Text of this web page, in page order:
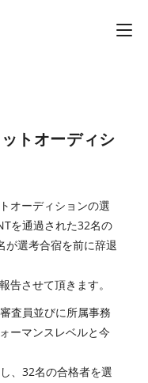
トオーディシ
オーディションの選
を通過された32名の
が選考合宿を前に辞退
告させて頂きます。
査員並びに所属事務
ーマンスレベルと今
、32名の合格者を選